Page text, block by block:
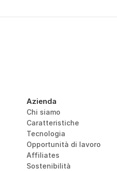
Azienda
Chi siamo
Caratteristiche
Tecnologia
Opportunità di lavoro
Affiliates
Sostenibilità